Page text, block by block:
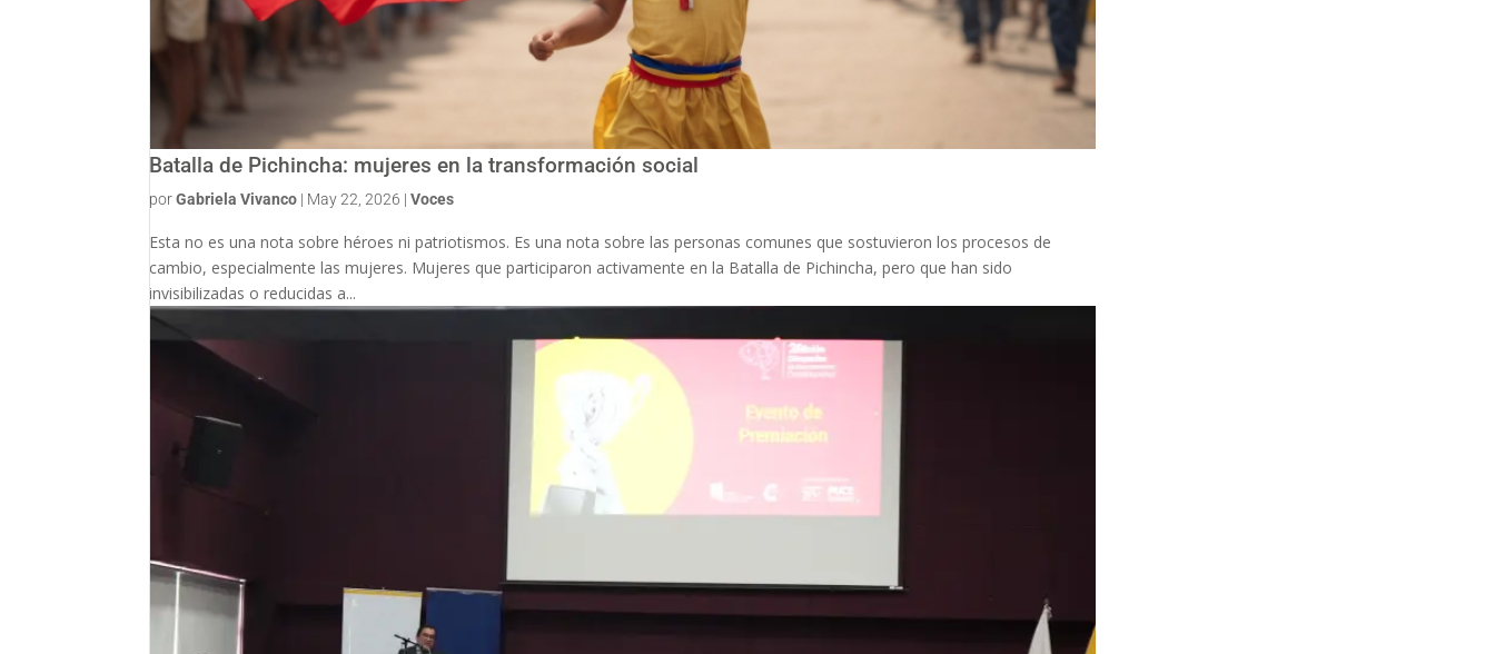
Batalla de Pichincha: mujeres en la transformación social
porGabriela Vivanco | May 22, 2026 |Voces
Esta no es una nota sobre héroes ni patriotismos. Es una nota sobre las personas comunes que sostuvieron los procesos de
cambio, especialmente las mujeres. Mujeres que participaron activamente en la Batalla de Pichincha, pero que han sido
invisibilizadas o reducidas a...